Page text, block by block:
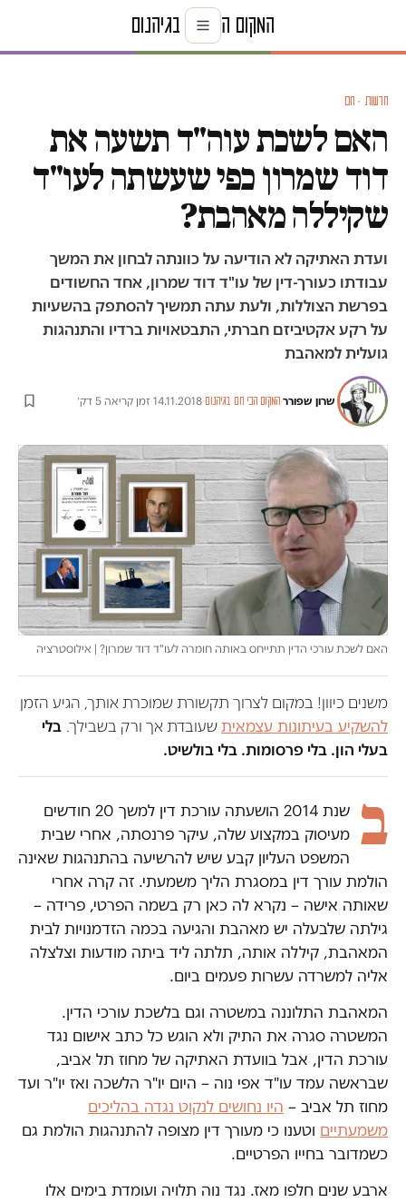
חדשות · חם
האם לשכת עוה"ד תשעה את
דוד שמרון כפי שעשתה לעו"ד
שקיללה מאהבת?
ועדת האתיקה לא הודיעה על כוונתה לבחון את המשך
עבודתו כעורך-דין של עו"ד דוד שמרון, אחד החשודים
בפרשת הצוללות, ולעת עתה תמשיך להסתפק בהשעיות
על רקע אקטיביזם חברתי, התבטאויות ברדיו והתנהגות
גועלית למאהבת
שרון שפורר·המקום הכי חם בגיהנום·
14.11.2018
·זמן קריאה 5 דק׳
האם לשכת עורכי הדין תתייחס באותה חומרה לעו"ד דוד שמרון? | אילוסטרציה
משנים כיוון! במקום לצרוך תקשורת שמוכרת אותך, הגיע הזמן
להשקיע בעיתונות עצמאיתשעובדת אך ורק בשבילך. בלי
בעלי הון. בלי פרסומות. בלי בולשיט.
ב
שנת 2014 הושעתה עורכת דין למשך 20 חודשים
מעיסוק במקצוע שלה, עיקר פרנסתה, אחרי שבית
המשפט העליון קבע שיש להרשיעה בהתנהגות שאינה
הולמת עורך דין במסגרת הליך משמעתי. זה קרה אחרי
שאותה אישה – נקרא לה כאן רק בשמה הפרטי, פרידה –
גילתה שלבעלה יש מאהבת והגיעה בכמה הזדמנויות לבית
המאהבת, קיללה אותה, תלתה ליד ביתה מודעות וצלצלה
אליה למשרדה עשרות פעמים ביום.
המאהבת התלוננה במשטרה וגם בלשכת עורכי הדין.
המשטרה סגרה את התיק ולא הוגש כל כתב אישום נגד
עורכת הדין, אבל בוועדת האתיקה של מחוז תל אביב,
שבראשה עמד עו"ד אפי נוה – היום יו"ר הלשכה ואז יו"ר ועד
מחוז תל אביב – היו נחושים לנקוט נגדה בהליכים
משמעתיים וטענו כי מעורך דין מצופה להתנהגות הולמת גם
כשמדובר בחייו הפרטיים.
ארבע שנים חלפו מאז. נגד נוה תלויה ועומדת בימים אלו